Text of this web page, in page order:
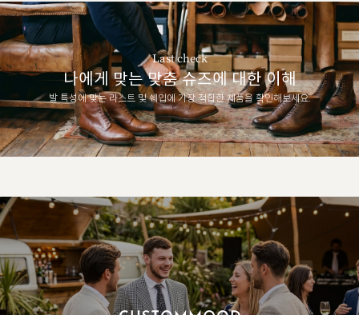
Last check
나에게 맞는 맞춤 슈즈에 대한 이해
발 특성에 맞는 라스트 및 쉐입에 가장 적합한 제품을 확인해보세요.